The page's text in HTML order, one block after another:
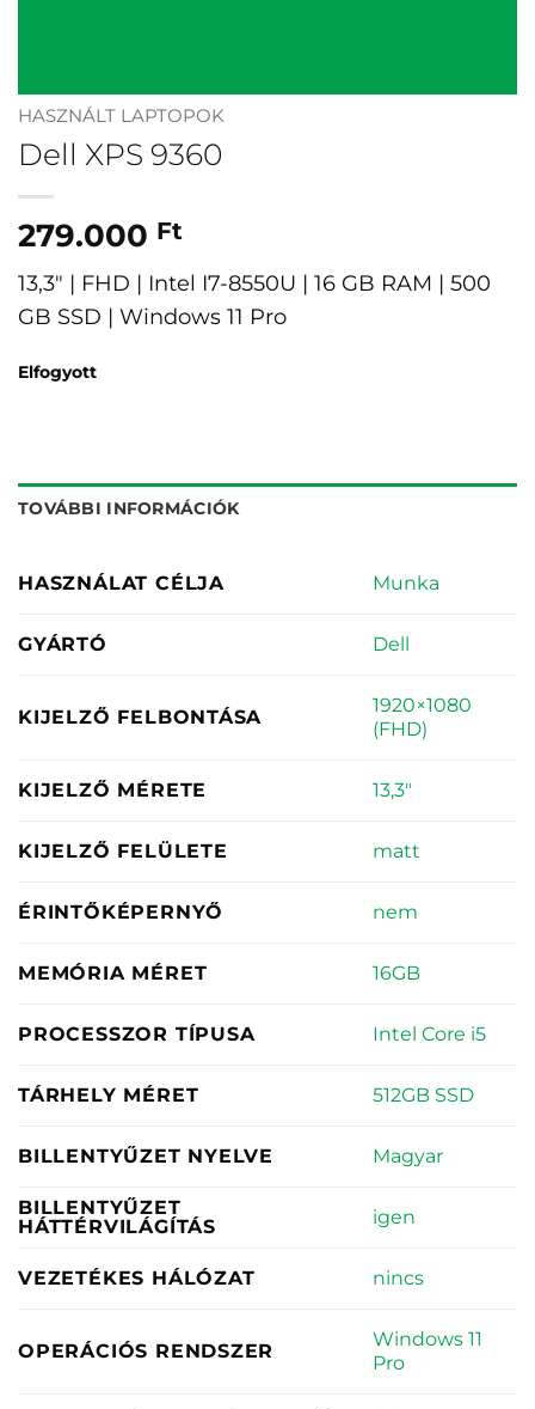
HASZNÁLT LAPTOPOK
Dell XPS 9360
279.000 Ft
13,3″ | FHD | Intel I7-8550U | 16 GB RAM | 500
GB SSD | Windows 11 Pro
Elfogyott
TOVÁBBI INFORMÁCIÓK
HASZNÁLAT CÉLJA Munka
GYÁRTÓ Dell
KIJELZŐ FELBONTÁSA
1920×1080
(FHD)
KIJELZŐ MÉRETE 13,3"
KIJELZŐ FELÜLETE matt
ÉRINTŐKÉPERNYŐ nem
MEMÓRIA MÉRET 16GB
PROCESSZOR TÍPUSA Intel Core i5
TÁRHELY MÉRET 512GB SSD
BILLENTYŰZET NYELVE Magyar
BILLENTYŰZET
HÁTTÉRVILÁGÍTÁS
igen
VEZETÉKES HÁLÓZAT nincs
OPERÁCIÓS RENDSZER
Windows 11
Pro